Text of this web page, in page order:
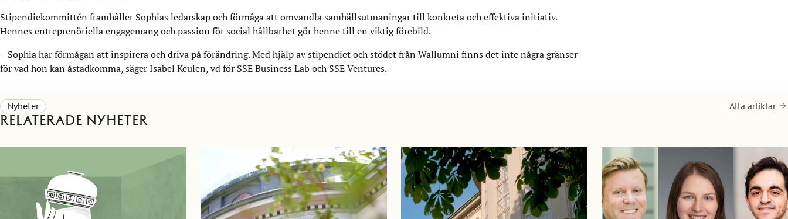
Stipendiekommittén framhåller Sophias ledarskap och förmåga att omvandla samhällsutmaningar till konkreta och effektiva initiativ.
Hennes entreprenöriella engagemang och passion för social hållbarhet gör henne till en viktig förebild.
– Sophia har förmågan att inspirera och driva på förändring. Med hjälp av stipendiet och stödet från Wallumni finns det inte några gränser
för vad hon kan åstadkomma, säger Isabel Keulen, vd för SSE Business Lab och SSE Ventures.
Nyheter
Relaterade nyheter
Alla artiklar